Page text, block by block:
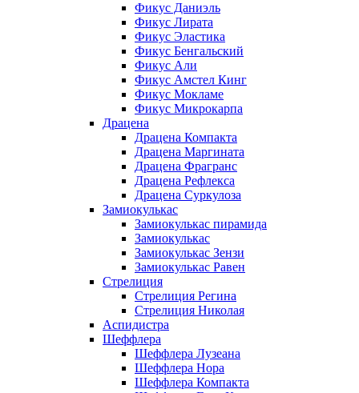
Фикус Даниэль
Фикус Лирата
Фикус Эластика
Фикус Бенгальский
Фикус Али
Фикус Амстел Кинг
Фикус Мокламе
Фикус Микрокарпа
Драцена
Драцена Компакта
Драцена Маргината
Драцена Фрагранс
Драцена Рефлекса
Драцена Суркулоза
Замиокулькас
Замиокулькас пирамида
Замиокулькас
Замиокулькас Зензи
Замиокулькас Равен
Стрелиция
Стрелиция Регина
Стрелиция Николая
Аспидистра
Шеффлера
Шеффлера Лузеана
Шеффлера Нора
Шеффлера Компакта